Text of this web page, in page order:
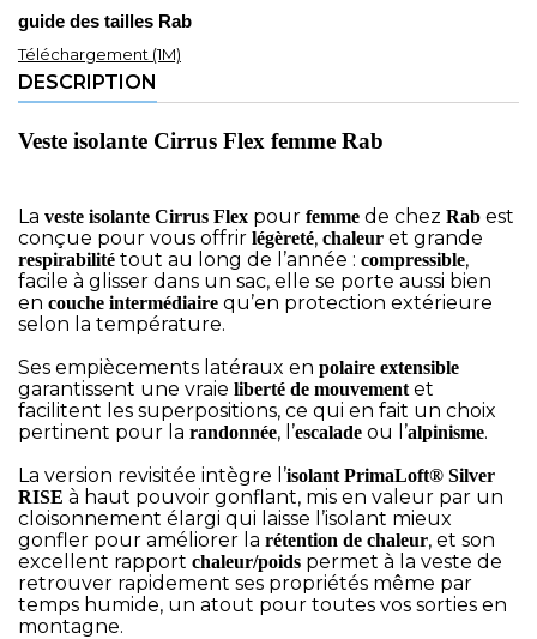
guide des tailles Rab
Téléchargement (1M)
DESCRIPTION
Veste isolante Cirrus Flex femme Rab
La veste isolante Cirrus Flex pour femme de chez Rab est
conçue pour vous offrir légèreté, chaleur et grande
respirabilité tout au long de l’année : compressible,
facile à glisser dans un sac, elle se porte aussi bien
en couche intermédiaire qu’en protection extérieure
selon la température.
Ses empiècements latéraux en polaire extensible
garantissent une vraie liberté de mouvementet
facilitent les superpositions, ce qui en fait un choix
pertinent pour la randonnée, l’escalade ou l’alpinisme.
La version revisitée intègre l’isolant PrimaLoft® Silver
RISE à haut pouvoir gonflant, mis en valeur par un
cloisonnement élargi qui laisse l’isolant mieux
gonfler pour améliorer la rétention de chaleur, et son
excellent rapport chaleur/poids permet à la veste de
retrouver rapidement ses propriétés même par
temps humide, un atout pour toutes vos sorties en
montagne.